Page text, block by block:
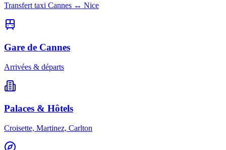
Transfert taxi Cannes ↔ Nice
Gare de Cannes
Arrivées & départs
Palaces & Hôtels
Croisette, Martinez, Carlton